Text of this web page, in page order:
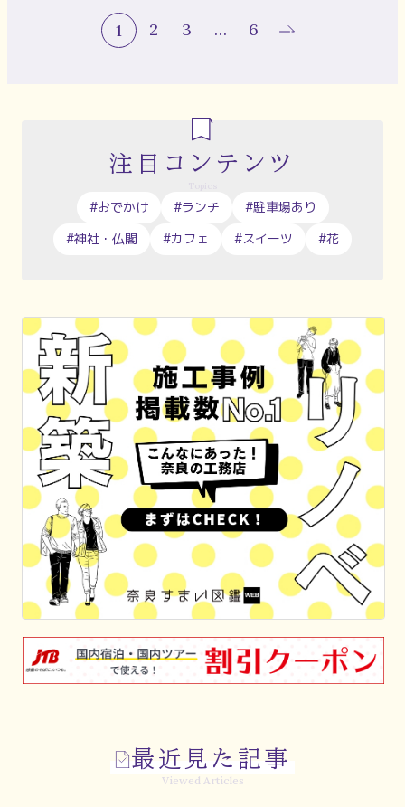
1 2 3 … 6
注目コンテンツ
#おでかけ #ランチ
#駐車場あり
#神社・仏閣
#カフェ #スイーツ #花
最近見た記事
Viewed Articles